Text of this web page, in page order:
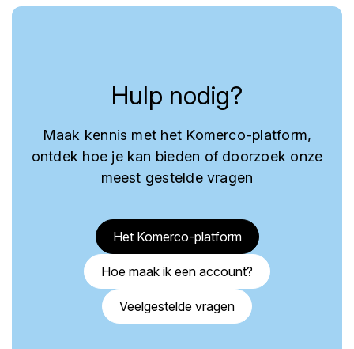
Hulp nodig?
Maak kennis met het Komerco-platform,
ontdek hoe je kan bieden of doorzoek onze
meest gestelde vragen
Het Komerco-platform
Hoe maak ik een account?
Veelgestelde vragen